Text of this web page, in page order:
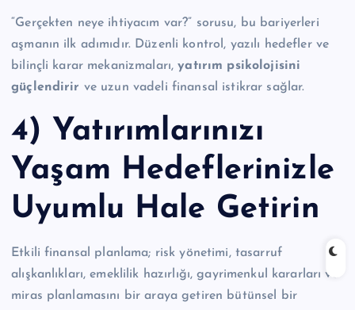
“Gerçekten neye ihtiyacım var?” sorusu, bu bariyerleri
aşmanın ilk adımıdır. Düzenli kontrol, yazılı hedefler ve
bilinçli karar mekanizmaları,yatırım psikolojisini
güçlendirir ve uzun vadeli finansal istikrar sağlar.
4) Yatırımlarınızı
Yaşam Hedeflerinizle
Uyumlu Hale Getirin
Etkili finansal planlama; risk yönetimi, tasarruf
alışkanlıkları, emeklilik hazırlığı, gayrimenkul kararları ve
miras planlamasını bir araya getiren bütünsel bir